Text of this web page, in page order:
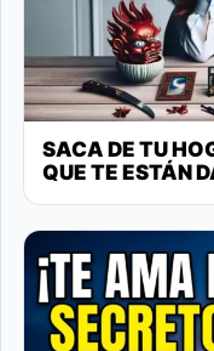
SACA DE TU
QUE TE ESTÁN